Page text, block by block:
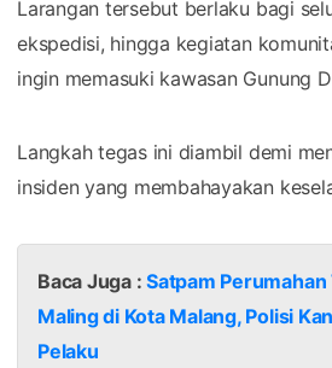
Larangan tersebut berlaku bagi
ekspedisi, hingga kegiatan
ingin memasuki kawasan Gunung
Langkah tegas ini diambil demi
insiden yang membahayakan
Baca Juga :Satpam
Maling di Kota Malang, Polisi
Pelaku